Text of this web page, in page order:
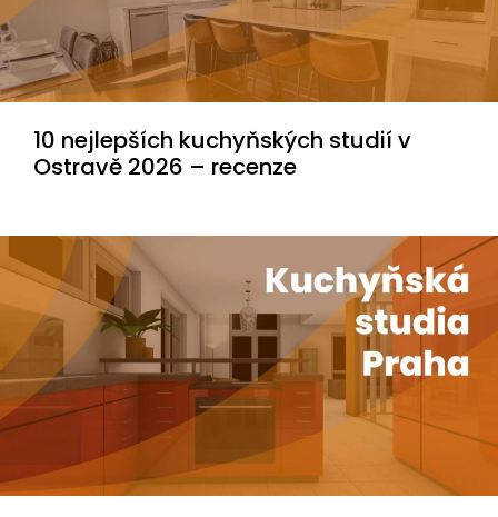
10 nejlepších kuchyňských studií v
Ostravě 2026 – recenze